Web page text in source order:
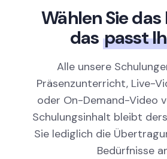
Wählen Sie
das passt
Alle unsere
Präsenzunterricht, Live-
oder On-Demand-Video
Schulungsinhalt bleibt
Sie lediglich die
Bedürfnisse